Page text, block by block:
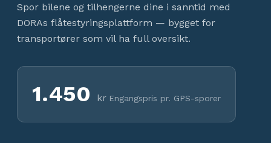
Spor bilene og tilhengerne dine i sanntid med
DORAs flåtestyringsplattform — bygget for
transportører som vil ha full oversikt.
1.450 kr Engangspris pr. GPS-sporer